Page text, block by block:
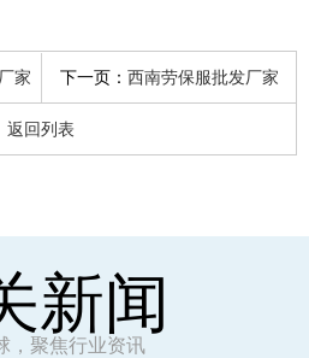
家 下一页： 西南劳保服批发厂家
返回列表
新闻
，聚焦行业资讯